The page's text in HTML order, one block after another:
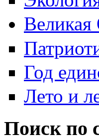
Великая
Год
Лето и
Поиск по